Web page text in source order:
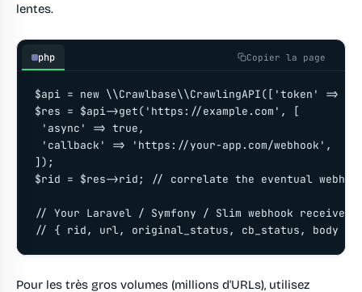
lentes.
php Copier la page
$api = new \\Crawlbase\\CrawlingAPI(['token' =>
$res = $api->get('https://example.com', [
'async' => true,
'callback' => 'https://your-app.com/webhook',
]);
$rid = $res->rid; // correlate the eventual
// Your Laravel / Symfony / Slim webhook receives
// { rid, url, original_status, cb_status, body }
Pour les très gros volumes (millions d'URLs), utilisez